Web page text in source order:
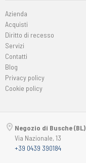
Azienda
Acquisti
Diritto di recesso
Servizi
Contatti
Blog
Privacy policy
Cookie policy
Negozio di Busche (BL)
Via Nazionale, 13
+39 0439 390184